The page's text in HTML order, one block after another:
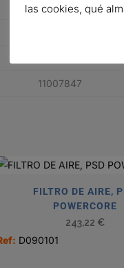
110078474
11007847
FILTRO DE AIRE,
POWERCORE
243,22 €
D090101
las cookies, qué